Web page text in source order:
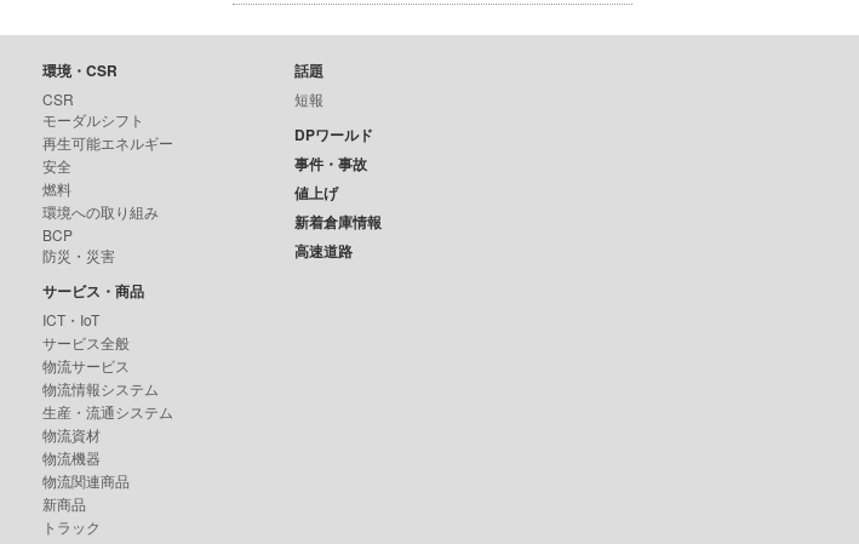
環境・CSR
CSR
モーダルシフト
再生可能エネルギー
安全
燃料
環境への取り組み
BCP
防災・災害
サービス・商品
ICT・IoT
サービス全般
物流サービス
物流情報システム
生産・流通システム
物流資材
物流機器
物流関連商品
新商品
トラック
話題
短報
DPワールド
事件・事故
値上げ
新着倉庫情報
高速道路